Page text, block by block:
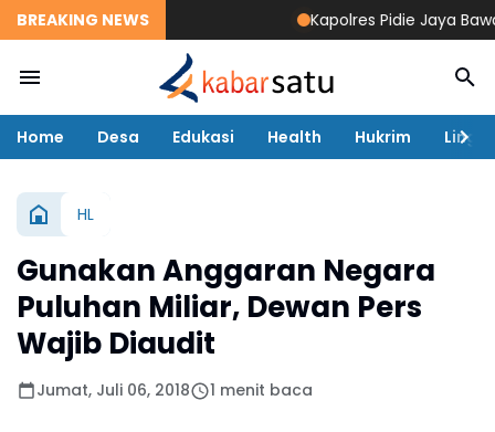
BREAKING NEWS Kapolres Pidie Jaya Bawa
Home Desa Edukasi Health Hukrim
HL
Gunakan Anggaran Negara
Puluhan Miliar, Dewan Pers
Wajib Diaudit
Jumat, Juli 06, 2018 1 menit baca